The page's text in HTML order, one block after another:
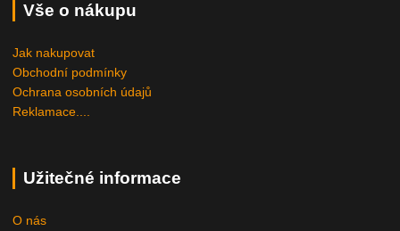
Vše o nákupu
Jak nakupovat
Obchodní podmínky
Ochrana osobních údajů
Reklamace....
Užitečné informace
O nás